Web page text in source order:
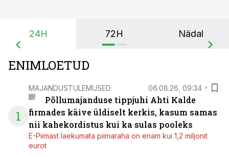
24H 72H Nädal
ENIMLOETUD
1
MAJANDUSTULEMUSED 06.08.26, 09:34
Põllumajanduse tippjuhi Ahti Kalde
firmades käive üldiselt kerkis, kasum samas
nii kahekordistus kui ka sulas pooleks
E-Piimast laekumata piimaraha on enam kui 1,2 miljonit
eurot